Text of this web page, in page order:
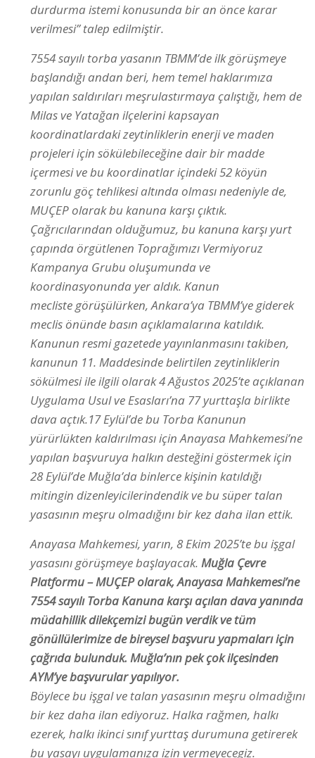
durdurma istemi konusunda bir an önce karar
verilmesi” talep edilmiştir.
7554 sayılı torba yasanın TBMM’de ilk görüşmeye
başlandığı andan beri, hem temel haklarımıza
yapılan saldırıları meşrulastırmaya çalıştığı, hem de
Milas ve Yatağan ilçelerini kapsayan
koordinatlardaki zeytinliklerin enerji ve maden
projeleri için sökülebileceğine dair bir madde
içermesi ve bu koordinatlar içindeki 52 köyün
zorunlu göç tehlikesi altında olması nedeniyle de,
MUÇEP olarak bu kanuna karşı çıktık.
Çağrıcılarından olduğumuz, bu kanuna karşı yurt
çapında örgütlenen Toprağımızı Vermiyoruz
Kampanya Grubu oluşumunda ve
koordinasyonunda yer aldık. Kanun
mecliste görüşülürken, Ankara’ya TBMM’ye giderek
meclis önünde basın açıklamalarına katıldık.
Kanunun resmi gazetede yayınlanmasını takiben,
kanunun 11. Maddesinde belirtilen zeytinliklerin
sökülmesi ile ilgili olarak 4 Ağustos 2025’te açıklanan
Uygulama Usul ve Esasları’na 77 yurttaşla birlikte
dava açtık.17 Eylül’de bu Torba Kanunun
yürürlükten kaldırılması için Anayasa Mahkemesi’ne
yapılan başvuruya halkın desteğini göstermek için
28 Eylül’de Muğla’da binlerce kişinin katıldığı
mitingin dizenleyicilerindendik ve bu süper talan
yasasının meşru olmadığını bir kez daha ilan ettik.
Anayasa Mahkemesi, yarın, 8 Ekim 2025’te bu işgal
yasasını görüşmeye başlayacak. Muğla Çevre
Platformu – MUÇEP olarak, AnayasaMahkemesi’ne
7554 sayılı Torba Kanuna karşı açılan dava yanında
müdahillik dilekçemizi bugün verdik ve tüm
gönüllülerimize de bireysel başvuru yapmaları için
çağrıda bulunduk. Muğla’nın pek çok ilçesinden
AYM’ye başvurular yapılıyor.
Böylece bu işgal ve talan yasasının meşru olmadığını
bir kez daha ilan ediyoruz. Halka rağmen, halkı
ezerek, halkı ikinci sınıf yurttaş durumuna getirerek
bu yasayı uygulamanıza izin vermeyecegiz.